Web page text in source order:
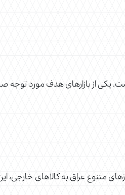
یکی از بازارهای هدف مورد توجه
متنوع عراق به کالاهای خارجی،